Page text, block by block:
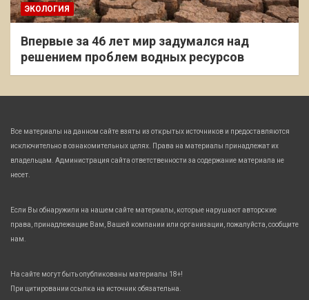
ЭКОЛОГИЯ
Впервые за 46 лет мир задумался над
решением проблем водных ресурсов
Все материалы на данном сайте взяты из открытых источников и предоставляются
исключительно в ознакомительных целях. Права на материалы принадлежат их
владельцам. Администрация сайта ответственности за содержание материала не
несет.
Если Вы обнаружили на нашем сайте материалы, которые нарушают авторские
права, принадлежащие Вам, Вашей компании или организации, пожалуйста, сообщите
нам.
На сайте могут быть опубликованы материалы 18+!
При цитировании ссылка на источник обязательна.